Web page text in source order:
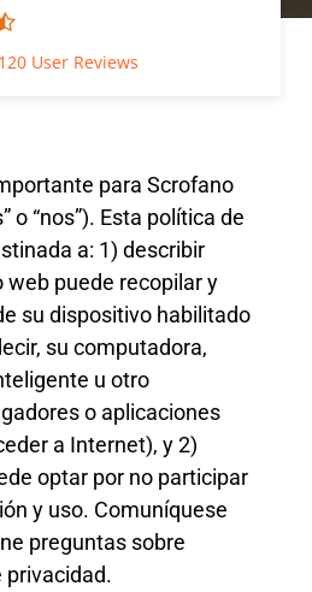
120 User Reviews
para Scrofano
o “nos”). Esta política de
a: 1) describir
puede recopilar y
su dispositivo habilitado
su computadora,
u otro
o aplicaciones
a Internet), y 2)
optar por no participar
y uso. Comuníquese
preguntas sobre
privacidad.